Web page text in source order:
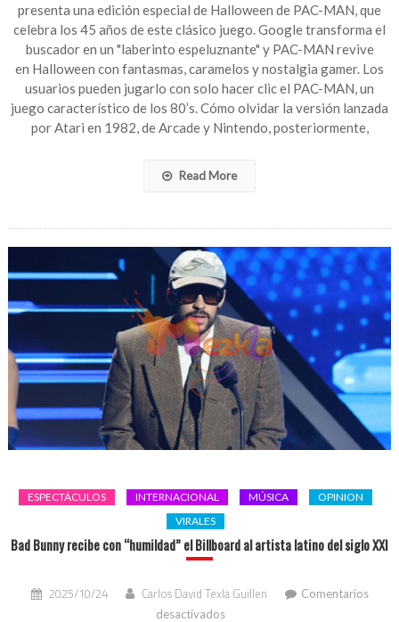
de
PAC-
MAN
con
presenta una edición especial de Halloween de PAC-MAN, que
celebra los 45 años de este clásico juego. Google transforma el
buscador en un "laberinto espeluznante" y PAC-MAN revive
en Halloween con fantasmas, caramelos y nostalgia gamer. Los
usuarios pueden jugarlo con solo hacer clic el PAC-MAN, un
juego característico de los 80’s. Cómo olvidar la versión lanzada
por Atari en 1982, de Arcade y Nintendo, posteriormente,
Read More
ESPECTÁCULOS INTERNACIONAL MÚSICA
OPINION
VIRALES
Bad Bunny recibe con “humildad” el Billboard al artista latino del siglo XXI
2025/10/24 Carlos David Texla Guillen
Comentarios
desactivados